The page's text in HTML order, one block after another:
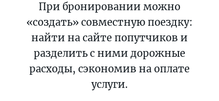
При бронировании можно
«создать» совместную поездку:
найти на сайте попутчиков и
разделить с ними дорожные
расходы, сэкономив на оплате
услуги.